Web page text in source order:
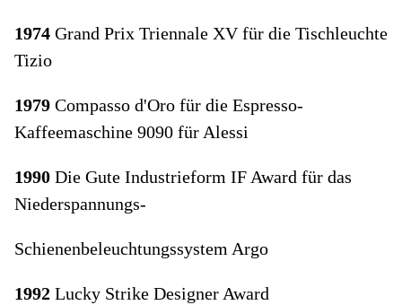
1974 Grand Prix Triennale XV für die Tischleuchte
Tizio
1979 Compasso d'Oro für die Espresso-
Kaffeemaschine 9090 für Alessi
1990 Die Gute Industrieform IF Award für das
Niederspannungs-
Schienenbeleuchtungssystem Argo
1992 Lucky Strike Designer Award